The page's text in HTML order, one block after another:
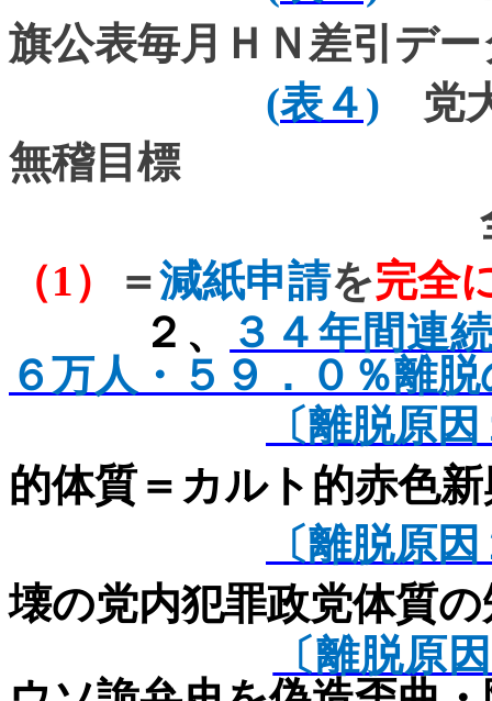
旗公表毎月ＨＮ差引デー
(表４) 党
無稽目標
全中間機関
（1） ＝減紙申請を完全
２、
３４年間連
６万人・５９．０％離
〔離脱原
的体質＝カルト的赤色
〔離脱原
壊の党内犯罪政党体質
〔離脱原